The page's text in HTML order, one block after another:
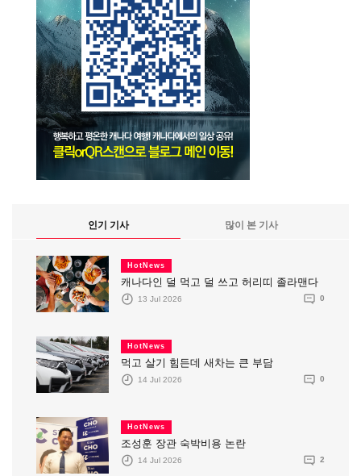
인기 기사 많이 본 기사
HotNews
캐나다인 덜 먹고 덜 쓰고 허리띠 졸라맨다
13 Jul 2026 0
HotNews
먹고 살기 힘든데 새차는 큰 부담
14 Jul 2026 0
HotNews
조성훈 장관 숙박비용 논란
14 Jul 2026 2